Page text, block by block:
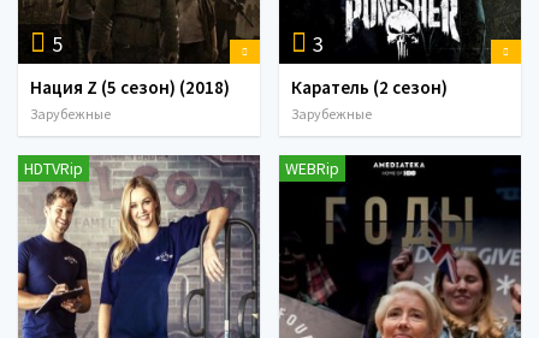
5
Нация Z (5 сезон) (2018)
Зарубежные
3
Каратель (2 сезон)
Зарубежные
HDTVRip WEBRip